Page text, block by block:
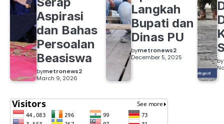
Aspirasi
dan Bahas
Persoalan
Beasiswa
bymetronews2
March 9, 2026
Langkah
Bupati dan
Dinas PU
bymetronews2
December 5, 2025
by